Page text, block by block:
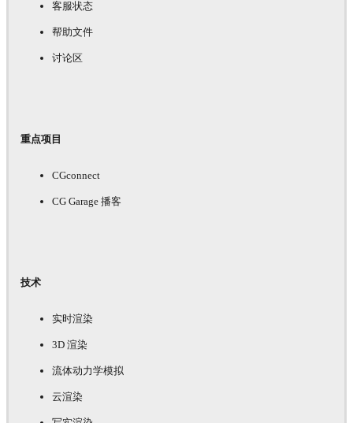
客服状态
帮助文件
讨论区
重点项目
CGconnect
CG Garage 播客
技术
实时渲染
3D 渲染
流体动力学模拟
云渲染